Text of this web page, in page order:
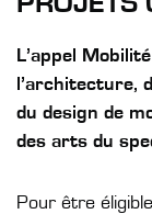
L’appel
l’architecture,
du design de
des arts du
Pour être